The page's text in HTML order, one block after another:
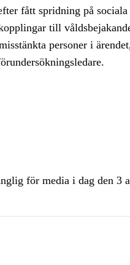
fått spridning på sociala
till
personer i
för media i dag den 3